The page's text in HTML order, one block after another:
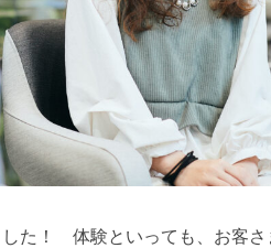
た！ 体験といっても、お客さ